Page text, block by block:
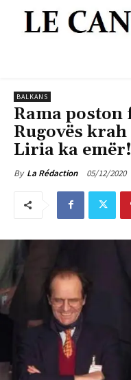
BALKANS
Rama
Rugovës
Liria ka emër!
By La Rédaction 05/12/2020